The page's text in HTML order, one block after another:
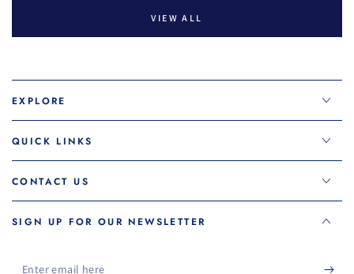
VIEW ALL
EXPLORE
QUICK LINKS
CONTACT US
SIGN UP FOR OUR NEWSLETTER
Enter